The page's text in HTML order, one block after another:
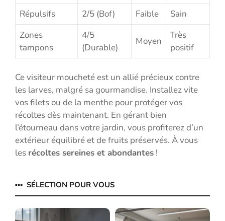
Répulsifs 2/5 (Bof) Faible
Sain
Zones
tampons
4/5
(Durable)
Moyen
Très
positif
Ce visiteur moucheté est un allié précieux contre
les larves, malgré sa gourmandise. Installez vite
vos filets ou de la menthe pour protéger vos
récoltes dès maintenant. En gérant bien
l’étourneau dans votre jardin, vous profiterez d’un
extérieur équilibré et de fruits préservés. À vous
les récoltes sereines et abondantes !
SÉLECTION POUR VOUS